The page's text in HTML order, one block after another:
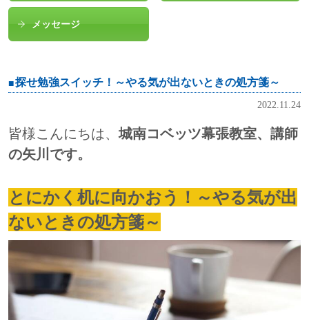
メッセージ
探せ勉強スイッチ！～やる気が出ないときの処方箋～
2022.11.24
皆様こんにちは、城南コベッツ幕張教室、講師
の矢川です。
とにかく机に向かおう！～やる気が出
ないときの処方箋～